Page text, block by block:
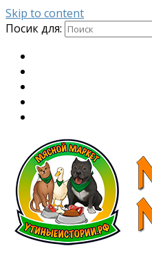
Skip to content
Посик для: